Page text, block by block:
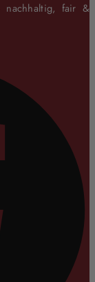
nachhaltig, fair &